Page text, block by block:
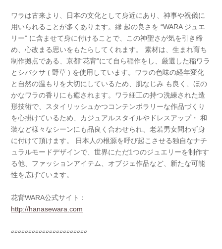
ワラは古来より、日本の文化として身近にあり、神事や祝儀に
用いられることが多くあります。縁 起の良さを “WARA ジュエ
リー” に含ませて身に付けることで、この神聖さが気を引き締
め、心改まる思いをもたらしてくれます。 素材は、生まれ育ち
制作拠点である、京都“花背”にて自ら稲作をし、厳選した稲ワラ
とシバクサ ( 野草 ) を使用しています。ワラの色味の経年変化
と自然の温もりを大切にしているため、肌なじみ も良く、ほの
かなワラの香りにも癒されます。ワラ細工の持つ洗練された造
形技術で、スタイリッシュかつコンテンポラリーな作品づくり
を心掛けているため、カジュアルスタイルやドレスアップ・ 和
装など様々なシーンにも品良く合わせられ、老若男女問わず身
に付けて頂けます。 日本人の根源を呼び起こさせる独自なナチ
ュラルモードデザインで、世界にただ1つのジュエリーを制作す
る他、ファッションアイテム、オブジェ作品など、新たな可能
性を広げています。
花背WARA公式サイト：
http://hanasewara.com
▱▱▱▱▱▱▱▱▱▱▱▱▱▱▱▱▱▱▱▱▱▱